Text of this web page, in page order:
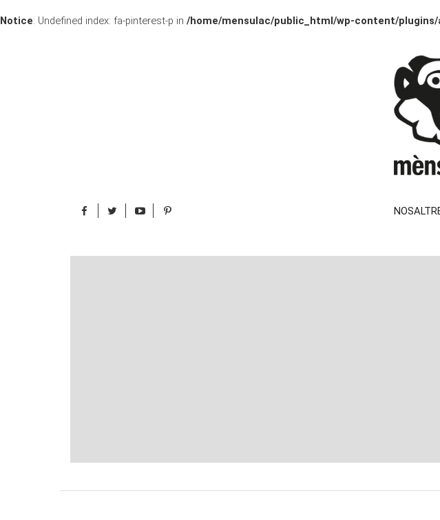
Notice: Undefined index: fa-pinterest-p in /home/mensulac/public_html/wp-content/